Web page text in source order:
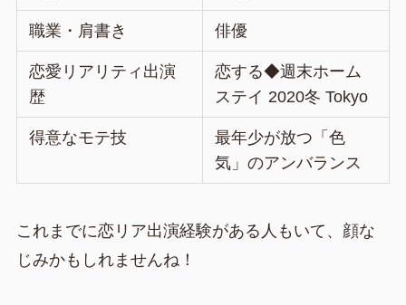
職業・肩書き 俳優
恋愛リアリティ出演
歴
恋する◆週末ホーム
ステイ 2020冬 Tokyo
得意なモテ技
最年少が放つ「色
気」のアンバランス
これまでに恋リア出演経験がある人もいて、顔な
じみかもしれませんね！